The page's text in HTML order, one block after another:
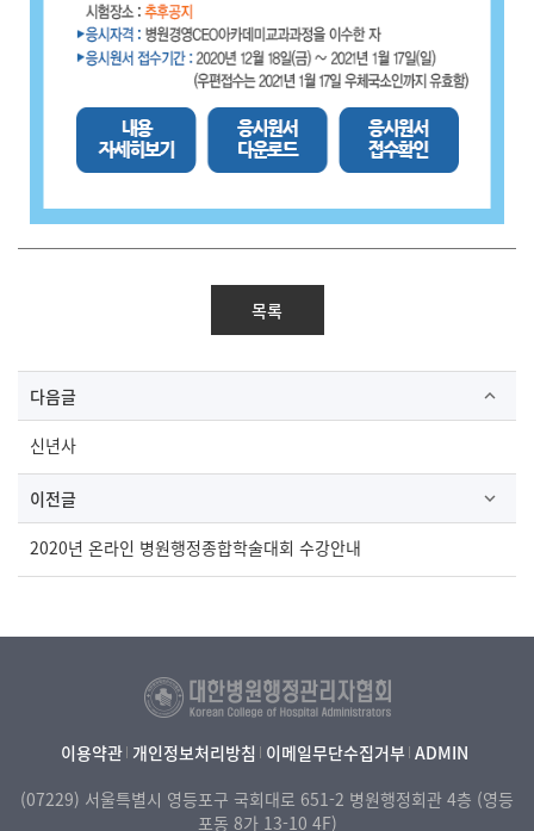
목록
다음글
신년사
이전글
2020년 온라인 병원행정종합학술대회 수강안내
이용약관 개인정보처리방침 이메일무단수집거부 ADMIN
(07229) 서울특별시 영등포구 국회대로 651-2 병원행정회관 4층 (영등
포동 8가 13-10 4F)